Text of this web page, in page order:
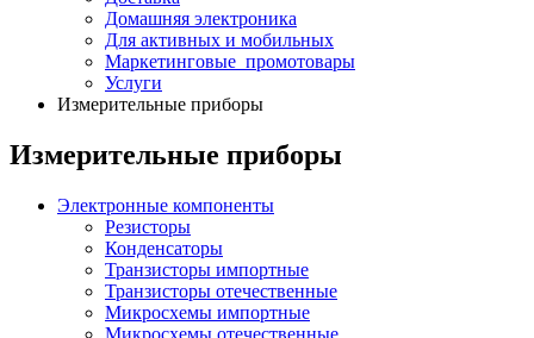
Домашняя электроника
Для активных и мобильных
Маркетинговые_промотовары
Услуги
Измерительные приборы
Измерительные приборы
Электронные компоненты
Резисторы
Конденсаторы
Транзисторы импортные
Транзисторы отечественные
Микросхемы импортные
Микросхемы отечественные